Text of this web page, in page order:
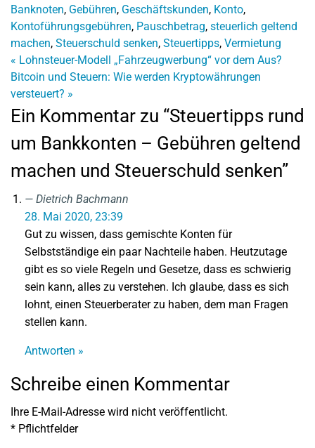
Banknoten, Gebühren, Geschäftskunden, Konto,
Kontoführungsgebühren, Pauschbetrag, steuerlich geltend
machen, Steuerschuld senken, Steuertipps, Vermietung
« Lohnsteuer-Modell „Fahrzeugwerbung“ vor dem Aus?
Bitcoin und Steuern: Wie werden Kryptowährungen
versteuert? »
Ein Kommentar zu “Steuertipps rund
um Bankkonten – Gebühren geltend
machen und Steuerschuld senken”
Dietrich Bachmann
28. Mai 2020, 23:39
Gut zu wissen, dass gemischte Konten für
Selbstständige ein paar Nachteile haben. Heutzutage
gibt es so viele Regeln und Gesetze, dass es schwierig
sein kann, alles zu verstehen. Ich glaube, dass es sich
lohnt, einen Steuerberater zu haben, dem man Fragen
stellen kann.
Antworten »
Schreibe einen Kommentar
Ihre E-Mail-Adresse wird nicht veröffentlicht.
* Pflichtfelder